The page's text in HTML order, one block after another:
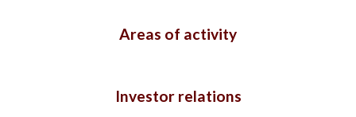
Areas of activity
Investor relations